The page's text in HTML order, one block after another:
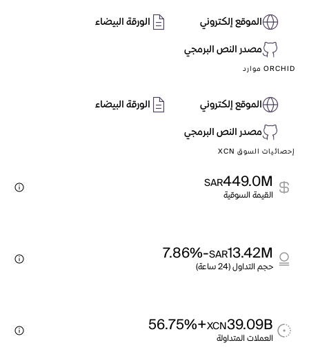
الموقع إلكتروني
الورقة البيضاء
مصدر النص البرمجي
ORCHID موارد
الموقع إلكتروني
الورقة البيضاء
مصدر النص البرمجي
إحصائيات السوق XCN
449.0M
SAR
القيمة السوقية
13.42M
SAR
-7.86%
حجم التداول (24 ساعة)
39.09B
XCN
+56.75%
العملات المتداولة